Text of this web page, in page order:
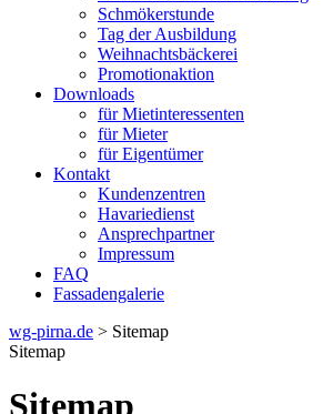
Schmökerstunde
Tag der Ausbildung
Weihnachtsbäckerei
Promotionaktion
Downloads
für Mietinteressenten
für Mieter
für Eigentümer
Kontakt
Kundenzentren
Havariedienst
Ansprechpartner
Impressum
FAQ
Fassadengalerie
wg-pirna.de > Sitemap
Sitemap
Sitemap